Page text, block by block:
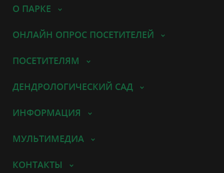
О ПАРКЕ
ОНЛАЙН ОПРОС ПОСЕТИТЕЛЕЙ
ПОСЕТИТЕЛЯМ
ДЕНДРОЛОГИЧЕСКИЙ САД
ИНФОРМАЦИЯ
МУЛЬТИМЕДИА
КОНТАКТЫ